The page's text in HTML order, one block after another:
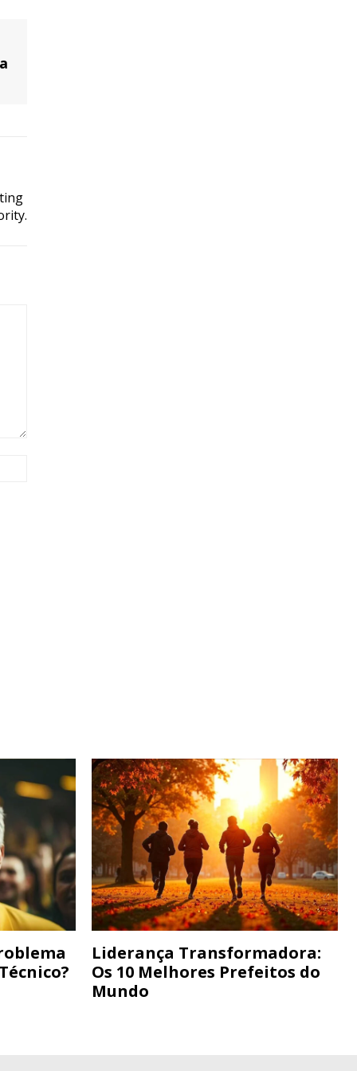
Liderança Transformadora:
Os 10 Melhores Prefeitos do
Mundo